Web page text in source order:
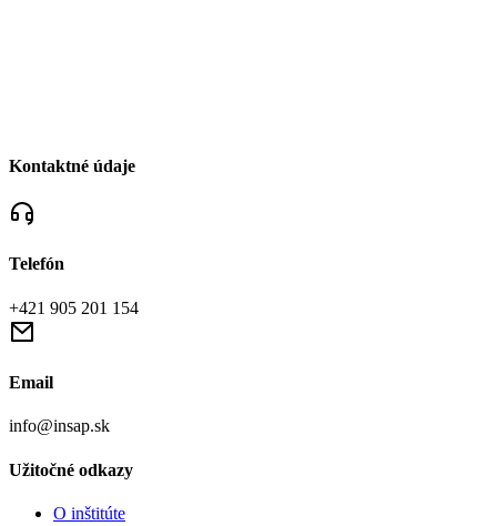
Kontaktné údaje
Telefón
+421 905 201 154
Email
info@insap.sk
Užitočné odkazy
O inštitúte